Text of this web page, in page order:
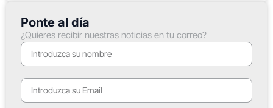
Ponte al día
¿Quieres recibir nuestras noticias en tu correo?